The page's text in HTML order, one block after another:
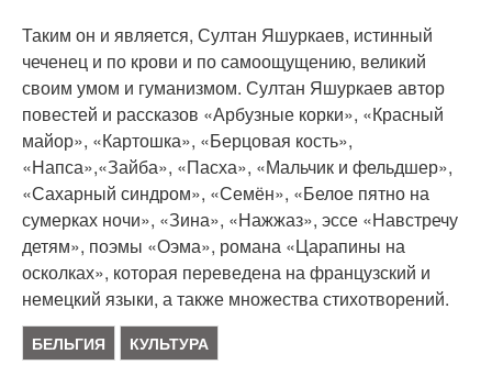
Таким он и является, Султан Яшуркаев, истинный
чеченец и по крови и по самоощущению, великий
своим умом и гуманизмом. Султан Яшуркаев автор
повестей и рассказов «Арбузные корки», «Красный
майор», «Картошка», «Берцовая кость»,
«Напса»,«Зайба», «Пасха», «Мальчик и фельдшер»,
«Сахарный синдром», «Семён», «Белое пятно на
сумерках ночи», «Зина», «Нажжаз», эссе «Навстречу
детям», поэмы «Оэма», романа «Царапины на
осколках», которая переведена на французский и
немецкий языки, а также множества стихотворений.
БЕЛЬГИЯ КУЛЬТУРА